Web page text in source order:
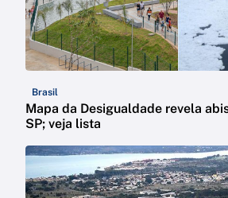
Brasil
Mapa da Desigualdade revela
SP; veja lista